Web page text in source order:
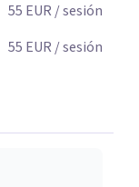
55 EUR / sesión
55 EUR / sesión